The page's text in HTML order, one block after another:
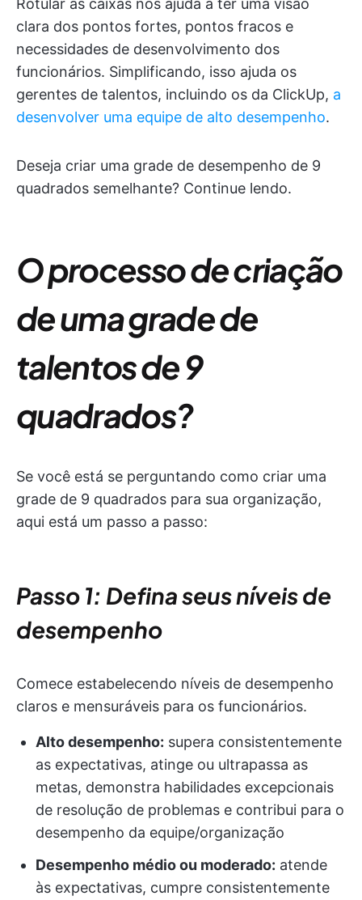
Rotular as caixas nos ajuda a ter uma visão
clara dos pontos fortes, pontos fracos e
necessidades de desenvolvimento dos
funcionários. Simplificando, isso ajuda os
gerentes de talentos, incluindo os da ClickUp, a
desenvolver uma equipe de alto desempenho.
Deseja criar uma grade de desempenho de 9
quadrados semelhante? Continue lendo.
O processo de criação
de uma grade de
talentos de 9
quadrados?
Se você está se perguntando como criar uma
grade de 9 quadrados para sua organização,
aqui está um passo a passo:
Passo 1: Defina seus níveis de
desempenho
Comece estabelecendo níveis de desempenho
claros e mensuráveis para os funcionários.
Alto desempenho: supera consistentemente
as expectativas, atinge ou ultrapassa as
metas, demonstra habilidades excepcionais
de resolução de problemas e contribui para o
desempenho da equipe/organização
Desempenho médio ou moderado: atende
às expectativas, cumpre consistentemente